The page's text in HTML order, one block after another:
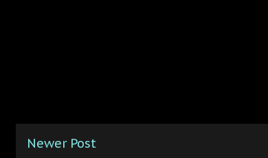
Newer Post